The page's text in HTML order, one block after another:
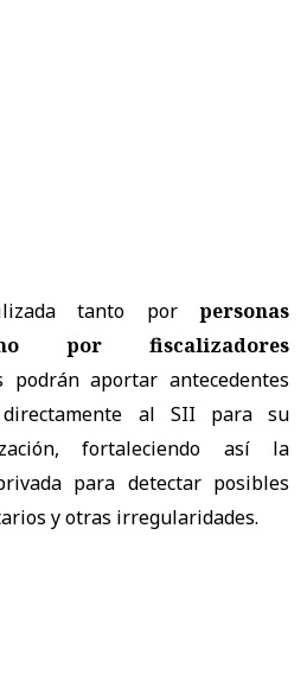
tanto por personas
por fiscalizadores
podrán aportar antecedentes
al SII para su
fortaleciendo así la
para detectar posibles
y otras irregularidades.